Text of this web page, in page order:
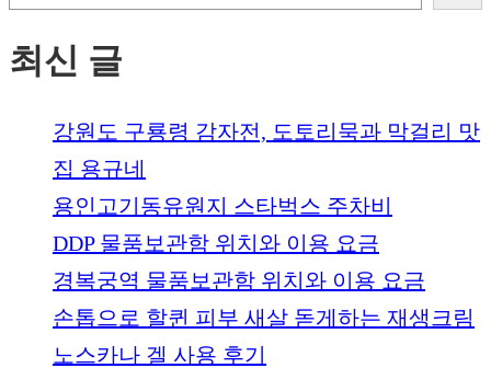
최신 글
강원도 구룡령 감자전, 도토리묵과 막걸리 맛
집 용규네
용인고기동유원지 스타벅스 주차비
DDP 물품보관함 위치와 이용 요금
경복궁역 물품보관함 위치와 이용 요금
손톱으로 할퀸 피부 새살 돋게하는 재생크림
노스카나 겔 사용 후기